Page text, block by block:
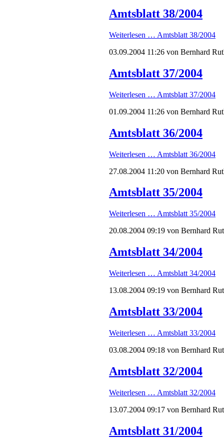
Amtsblatt 38/2004
Weiterlesen … Amtsblatt 38/2004
03.09.2004 11:26 von Bernhard
Amtsblatt 37/2004
Weiterlesen … Amtsblatt 37/2004
01.09.2004 11:26 von Bernhard
Amtsblatt 36/2004
Weiterlesen … Amtsblatt 36/2004
27.08.2004 11:20 von Bernhard
Amtsblatt 35/2004
Weiterlesen … Amtsblatt 35/2004
20.08.2004 09:19 von Bernhard
Amtsblatt 34/2004
Weiterlesen … Amtsblatt 34/2004
13.08.2004 09:19 von Bernhard
Amtsblatt 33/2004
Weiterlesen … Amtsblatt 33/2004
03.08.2004 09:18 von Bernhard
Amtsblatt 32/2004
Weiterlesen … Amtsblatt 32/2004
13.07.2004 09:17 von Bernhard
Amtsblatt 31/2004